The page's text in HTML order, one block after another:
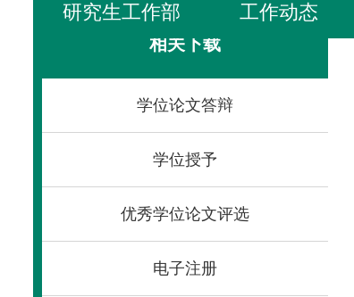
研究生工作部 工作动态
相关下载
学位论文答辩
学位授予
优秀学位论文评选
电子注册